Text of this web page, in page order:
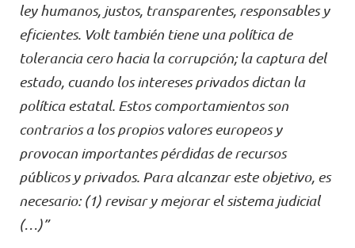
Volt Chequia
Volt Dinamarca
Volt Eslovaquia
Volt Eslovenia
Volt Estonia
Volt Finlandia [facebook]
Volt Francia
Elecciones al Parlamento Europeo
Únete
Dona
ley humanos, justos, transparentes, responsables y
eficientes. Volt también tiene una política de
tolerancia cero hacia la corrupción; la captura del
estado, cuando los intereses privados dictan la
política estatal. Estos comportamientos son
contrarios a los propios valores europeos y
provocan importantes pérdidas de recursos
públicos y privados. Para alcanzar este objetivo, es
necesario: (1) revisar y mejorar el sistema judicial
(…)”